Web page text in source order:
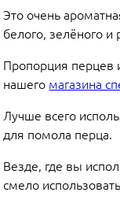
Это очень
белого, зелёного и
Пропорция перцев
нашего магазина
Лучше всего
для помола перца.
Везде, где вы
смело